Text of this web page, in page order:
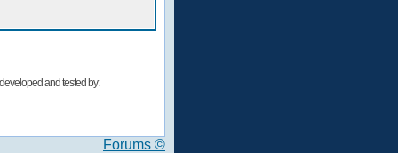
and tested by:
Forums ©